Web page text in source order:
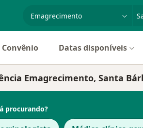
Convênio Datas disponíveis
Emagrecimento, Santa
procurando?